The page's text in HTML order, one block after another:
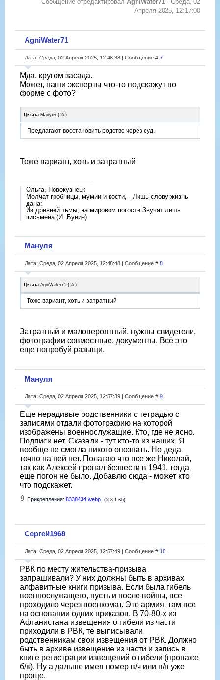
Сообщение отредактировал AgniWater71 - Среда, 02
Апреля 2025, 12:17:00
AgniWater71
Дата: Среда, 02 Апреля 2025, 12:48:38 | Сообщение # 7
Мда, кругом засада.
Может, наши эксперты что-то подскажут по
форме с фото?
Цитата Мануля ( )
Предлагают восстановить родство через суд.
Тоже вариант, хоть и затратный
Ольга, Новокузнецк
Молчат гробницы, мумии и кости, - Лишь слову жизнь
дана:
Из древней тьмы, на мировом погосте Звучат лишь
письмена (И. Бунин)
Мануля
Дата: Среда, 02 Апреля 2025, 12:48:48 | Сообщение # 8
Цитата AgniWater71 ( )
Тоже вариант, хоть и затратный
Затратный и маловероятный. нужны свидетели,
фотографии совместные, документы. Всё это
еще попробуй разыщи.
Мануля
Дата: Среда, 02 Апреля 2025, 12:57:39 | Сообщение # 9
Еще нерадивые родственники с тетрадью с
записями отдали фотографию на которой
изображены военнослужащие. Кто, где не ясно.
Подписи нет. Сказали - тут кто-то из наших. Я
вообще не смогла никого опознать. Но деда
точно на ней нет. Полагаю что все же Николай,
так как Алексей пропал безвести в 1941, тогда
еще погон не было. Добавлю сюда - может кто
что подскажет.
Прикрепления: 8338434.webp (558.1 Kb)
Сергей1968
Дата: Среда, 02 Апреля 2025, 12:57:49 | Сообщение # 10
РВК по месту жительства-призыва
запрашивали? У них должны быть в архивах
алфавитные книги призыва. Если была гибель
военнослужащего, пусть и после войны, все
проходило через военкомат. Это армия, там все
на основании одних приказов. В 70-80-х из
Афганистана извещения о гибели из части
приходили в РВК, те выписывали
родственникам свои извещения от РВК. Должно
быть в архиве извещение из части и запись в
книге регистрации извещений о гибели (пропаже
б/в). Ну а дальше имея номер в/ч или п/п уже
проще.